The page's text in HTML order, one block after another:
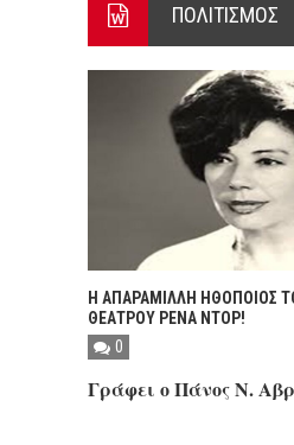
ΠΟΛΙΤΙΣΜΟΣ
Η ΑΠΑΡΑΜΙΛΛΗ ΗΘΟΠΟΙΟΣ
ΘΕΑΤΡΟΥ ΡΕΝΑ ΝΤΟΡ!
0
Γράφει ο Πάνος Ν.